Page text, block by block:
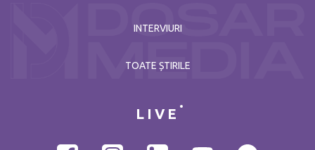
INTERVIURI
TOATE ȘTIRILE
LIVE